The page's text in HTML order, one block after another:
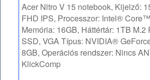
Acer Nitro V 15 notebook, Kijelző:
FHD IPS, Processzor: Intel®
Memória: 16GB, Háttértár: 1TB M.2
SSD, VGA Típus: NVIDIA®
8GB, Operációs rendszer: Nincs
KlickComp